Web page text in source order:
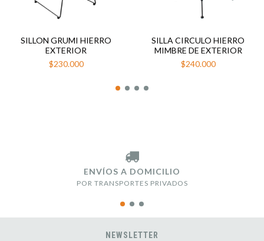
SILLON GRUMI HIERRO
EXTERIOR
$230.000
SILLA CIRCULO HIERRO
MIMBRE DE EXTERIOR
$240.000
ENVÍOS A DOMICILIO
POR TRANSPORTES PRIVADOS
NEWSLETTER